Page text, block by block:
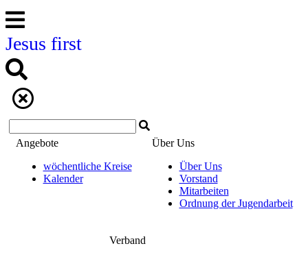
Jesus first
Angebote
wöchentliche Kreise
Kalender
Über Uns
Über Uns
Vorstand
Mitarbeiten
Ordnung der Jugendarbeit
Verband